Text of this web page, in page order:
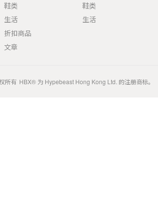
鞋类
生活
折扣商品
文章
鞋类
生活
所有 HBX® 为 Hypebeast Hong Kong Ltd. 的注册商标。